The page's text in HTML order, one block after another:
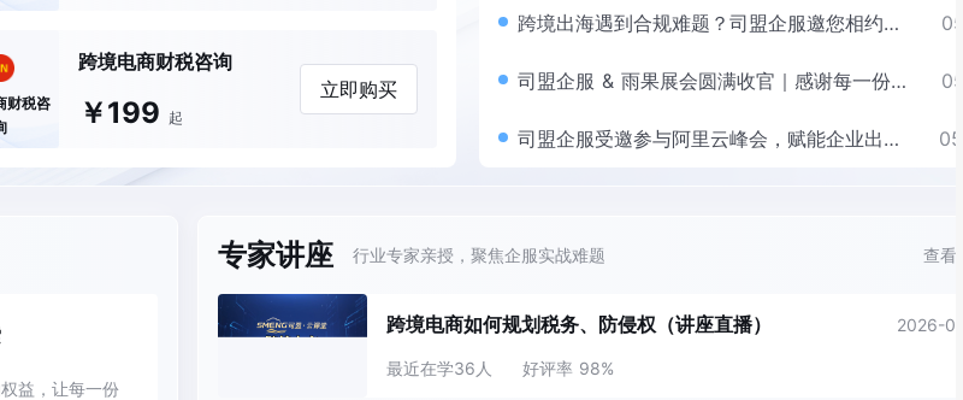
财税咨
跨境电商财税咨询
￥199 起
立即购买
在这场由深圳打造全国军创高地核心品牌赛事上
盟企服一站式智能企业服务商城脱颖而出，荣获
军旅情怀铸就企业精神
这份荣誉的背后，是司盟企服二十余年始终不渝
深厚的军旅情怀。
企服“真诚、务实、专注、创新”的核心价值观
关于“创新创业大赛”
练和重大任务考验，是党和国家的宝贵财富。”
述，全面落实就业优先战略，深挖退役军人这支
局、深圳市科技创新局、深圳市工业和信息化局
跨境出海遇到合规难题？司盟企服邀您相约雨
司盟企服 & 雨果展会圆满收官｜感谢每一份信
司盟企服受邀参与阿里云峰会，赋能企业出海
36氪专访：司盟企服与腾讯云 WorkBuddy 的
益，让每一份
专家讲座 行业专家亲授，聚焦企服实战难题 查看
跨境电商如何规划税务、防侵权（讲座直播） 2026-
最近在学36人 好评率 98%